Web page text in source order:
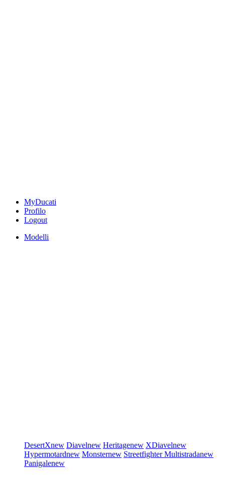
MyDucati
Profilo
Logout
Modelli
DesertXnew Diavelnew Heritagenew XDiavelnew
Hypermotardnew Monsternew StreetfighterMultistradanew
Panigalenew